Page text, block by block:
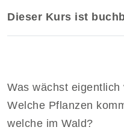
Dieser Kurs ist
Was wächst
Welche Pflanzen
welche im Wald?